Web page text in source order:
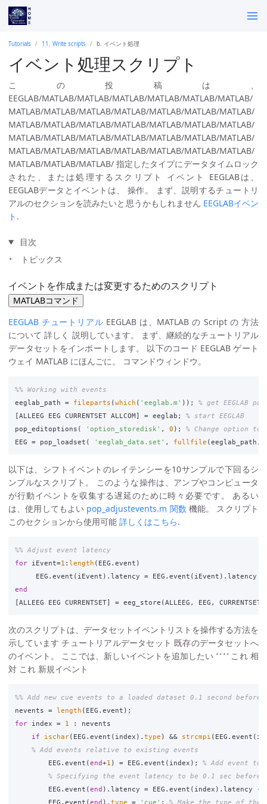
Tutorials 11. Write scripts b. イベント処理
イベント処理スクリプト
この投稿は、
EEGLAB/MATLAB/MATLAB/MATLAB/MATLAB/MATLAB/MATLAB/
MATLAB/MATLAB/MATLAB/MATLAB/MATLAB/MATLAB/MATLAB/
MATLAB/MATLAB/MATLAB/MATLAB/MATLAB/MATLAB/MATLAB/
MATLAB/MATLAB/MATLAB/MATLAB/MATLAB/MATLAB/MATLAB/
MATLAB/MATLAB/MATLAB/MATLAB/MATLAB/MATLAB/MATLAB/
MATLAB/MATLAB/MATLAB/ 指定したタイプにデータタイムロック
された、または処理するスクリプト イベント EEGLABは、
EEGLABデータとイベントは、 操作。 まず、説明するチュートリ
アルのセクションを読みたいと思うかもしれません EEGLABイベン
ト .
目次
トピックス
イベントを作成または変更するためのスクリプト
MATLABコマンド
EEGLAB チュートリアル EEGLAB は、MATLAB の Script の 方法
について 詳しく 説明しています。 まず、継続的なチュートリアル
データセットをインポートします。 以下のコード EEGLAB ゲート
ウェイ MATLAB にほんごに。 コマンドウィンドウ。
%% Working with events
eeglab_path
= fileparts (which ( 'eeglab.m' ));
% get EEGLAB
[ALLEEG EEG CURRENTSET ALLCOM] = eeglab ;
% start EEGLAB
pop_editoptions ( 'option_storedisk' , 0 );
% Change option
EEG
= pop_loadset ( 'eeglab_data.set' , fullfile (eeglab_path ,
以下は、シフトイベントのレイテンシーを10サンプルで下回るシ
ンプルなスクリプト。 このような操作は、アンプやコンピュータ
が行動イベントを収集する遅延のために時々必要です。 あるい
は、使用してもよい pop_adjustevents.m 関数 機能。 スクリプト
このセクションから使用可能 詳しくはこちら.
%% Adjust event latency
for
iEvent=1 : length ( EEG . event )
EEG . event ( iEvent ) . latency = EEG . event ( iEvent ) . latency
end
[ALLEEG EEG CURRENTSET] = eeg_store (ALLEEG , EEG , CURRENTSET
次のスクリプトは、データセットイベントリストを操作する方法を
示しています チュートリアルデータセット 既存のデータセットへ
のイベント。 ここでは、新しいイベントを追加したい ‘ ‘ ‘ ‘ これ 相
対 これ 新規イベント
%% Add new cue events to a loaded dataset 0.1 second
nevents
= length ( EEG . event );
for
index = 1 :
nevents
if
ischar( EEG . event ( index ) . type ) && strcmpi ( EEG . event (
% Add events relative to existing events
EEG . event (end+1 ) = EEG . event ( index );
% Add event
% Specifying the event latency to be 0.1 sec
EEG . event (end ) . latency = EEG . event ( index ) . latency -
EEG . event (end ) . type = 'cue' ;
% Make the type of the